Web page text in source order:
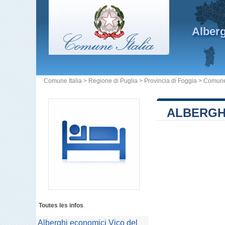
Comune Italia > Regione di Puglia > Provincia di Foggia >
Toutes les infos
Alberghi economici Vico del